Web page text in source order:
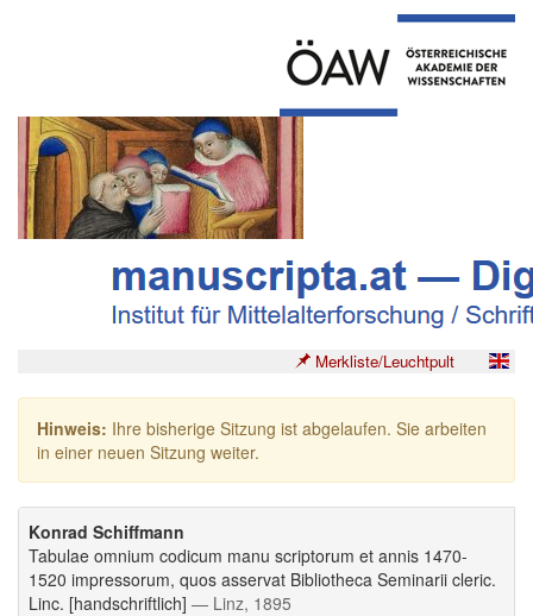
Merkliste/Leuchtpult
Hinweis: Ihre bisherige Sitzung ist abgelaufen. Sie arbeiten
in einer neuen Sitzung weiter.
Konrad Schiffmann
Tabulae omnium codicum manu scriptorum et annis 1470-
1520 impressorum, quos asservat Bibliotheca Seminarii cleric.
Linc. [handschriftlich] — Linz, 1895